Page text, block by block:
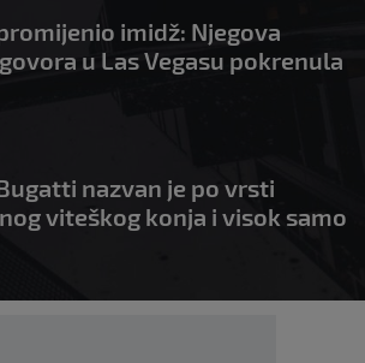
imidž: Njegova
u Las Vegasu pokrenula
nazvan je po vrsti
viteškog konja i visok samo